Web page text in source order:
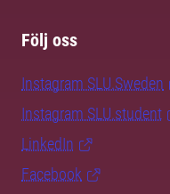
Följ oss
Instagram SLU.Sweden
Instagram SLU.student
LinkedIn
Facebook